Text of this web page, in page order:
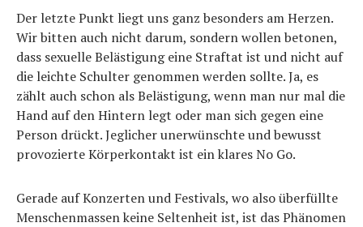
Der letzte Punkt liegt uns ganz besonders am Herzen.
Wir bitten auch nicht darum, sondern wollen betonen,
dass sexuelle Belästigung eine Straftat ist und nicht auf
die leichte Schulter genommen werden sollte. Ja, es
zählt auch schon als Belästigung, wenn man nur mal die
Hand auf den Hintern legt oder man sich gegen eine
Person drückt. Jeglicher unerwünschte und bewusst
provozierte Körperkontakt ist ein klares No Go.
Gerade auf Konzerten und Festivals, wo also überfüllte
Menschenmassen keine Seltenheit ist, ist das Phänomen